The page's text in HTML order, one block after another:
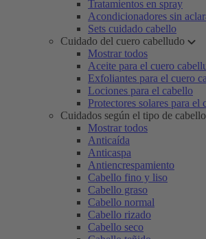
Tratamientos en spray
Acondicionadores sin
Sets cuidado cabello
Cuidado del cuero cabelludo
Mostrar todos
Aceite para el cuero
Exfoliantes para el cuero
Lociones para el cabello
Protectores solares para el
Cuidados según el tipo de cabello
Mostrar todos
Anticaída
Anticaspa
Antiencrespamiento
Cabello fino y liso
Cabello graso
Cabello normal
Cabello rizado
Cabello seco